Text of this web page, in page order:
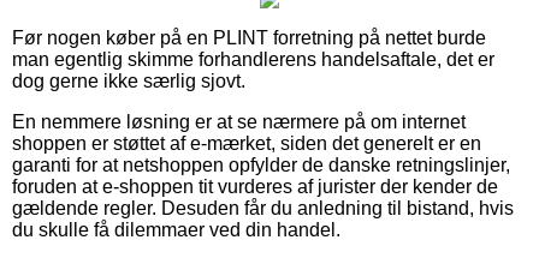
Før nogen køber på en PLINT forretning på nettet burde
man egentlig skimme forhandlerens handelsaftale, det er
dog gerne ikke særlig sjovt.
En nemmere løsning er at se nærmere på om internet
shoppen er støttet af e-mærket, siden det generelt er en
garanti for at netshoppen opfylder de danske retningslinjer,
foruden at e-shoppen tit vurderes af jurister der kender de
gældende regler. Desuden får du anledning til bistand, hvis
du skulle få dilemmaer ved din handel.